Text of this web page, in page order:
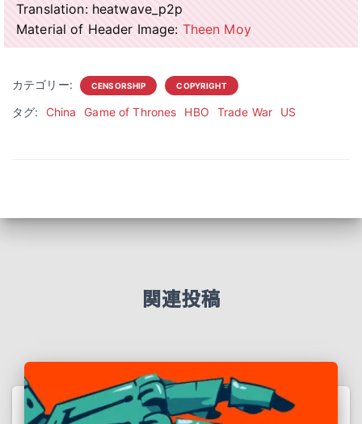
Translation: heatwave_p2p
Material of Header Image: Theen Moy
カテゴリー: CENSORSHIP COPYRIGHT
タグ: China Game of Thrones HBO Trade War US
関連投稿